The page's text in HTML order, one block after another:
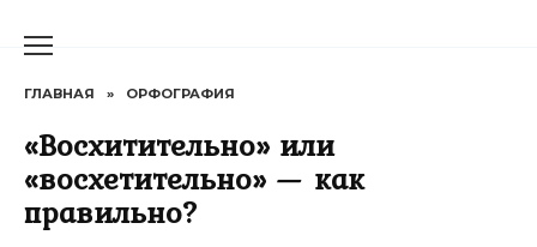
ГЛАВНАЯ » ОРФОГРАФИЯ
«Восхитительно» или
«восхетительно» — как
правильно?